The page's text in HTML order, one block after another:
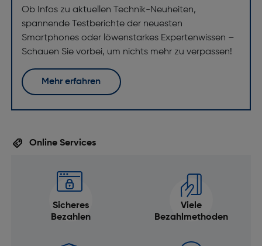
Ob Infos zu aktuellen Technik-Neuheiten,
spannende Testberichte der neuesten
Smartphones oder löwenstarkes Expertenwissen –
Schauen Sie vorbei, um nichts mehr zu verpassen!
Mehr erfahren
Online Services
Sicheres
Bezahlen
Viele
Bezahlmethoden